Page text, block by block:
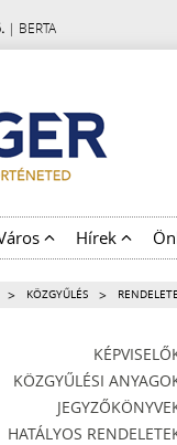
| BERTA
Hírek
> KÖZGYŰLÉS >
KÖZGYŰLÉSI
HATÁLYOS